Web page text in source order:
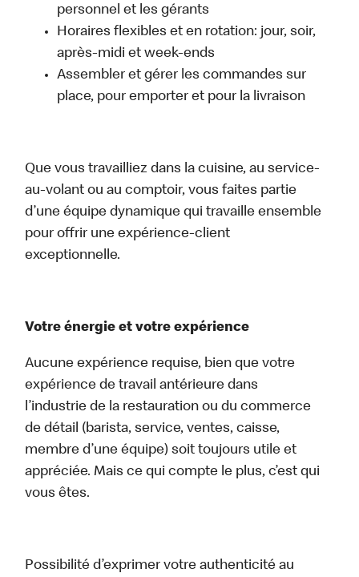
personnel et les gérants
Horaires flexibles et en rotation: jour, soir,
après-midi et week-ends
Assembler et gérer les commandes sur
place, pour emporter et pour la livraison
Que vous travailliez dans la cuisine, au service-
au-volant ou au comptoir, vous faites partie
d’une équipe dynamique qui travaille ensemble
pour offrir une expérience-client
exceptionnelle.
Votre énergie et votre expérience
Aucune expérience requise, bien que votre
expérience de travail antérieure dans
l’industrie de la restauration ou du commerce
de détail (barista, service, ventes, caisse,
membre d’une équipe) soit toujours utile et
appréciée. Mais ce qui compte le plus, c’est qui
vous êtes.
Possibilité d’exprimer votre authenticité au